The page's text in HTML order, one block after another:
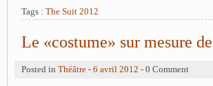
Tags : The Suit 2012
Le «costume» sur mesure
Posted in Théâtre - 6 avril 2012 - 0 Comment